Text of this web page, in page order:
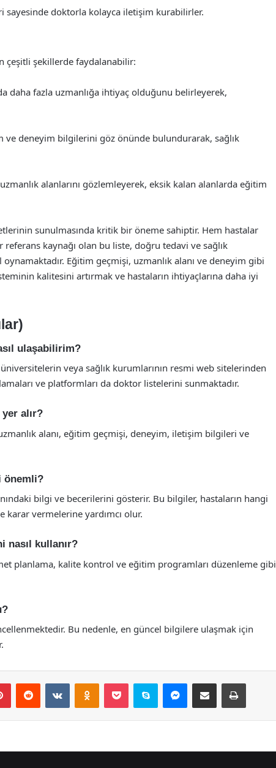
doktorla kolayca iletişim kurabilirler.
çeşitli şekillerde faydalanabilir:
daha fazla uzmanlığa ihtiyaç olduğunu belirleyerek,
deneyim bilgilerini göz önünde bulundurarak, sağlık
alanlarını gözlemleyerek, eksik kalan alanlarda eğitim
sunulmasında kritik bir öneme sahiptir. Hem hastalar
kaynağı olan bu liste, doğru tedavi ve sağlık
Eğitim geçmişi, uzmanlık alanı ve deneyim gibi
kalitesini artırmak ve hastaların ihtiyaçlarına daha iyi
ulaşabilirim?
veya sağlık kurumlarının resmi web sitelerinden
ve platformları da doktor listelerini sunmaktadır.
alır?
alanı, eğitim geçmişi, deneyim, iletişim bilgileri ve
önemli?
bilgi ve becerilerini gösterir. Bu bilgiler, hastaların hangi
vermelerine yardımcı olur.
nasıl kullanır?
planlama, kalite kontrol ve eğitim programları düzenleme gibi
Bu nedenle, en güncel bilgilere ulaşmak için
PinterestReddit VKontakteOdnoklassniki
Pocket Skype Messenger
E-Posta ile paylaş Yazdır